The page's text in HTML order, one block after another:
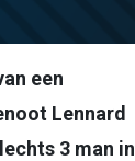
een
Lennard
3 man in